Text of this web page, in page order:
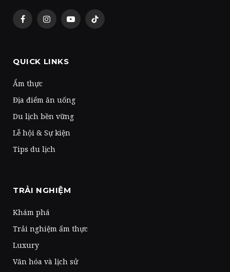
FacebookInstagramYouTubeTikTok
QUICK LINKS
Ẩm thực
Địa điểm ăn uống
Du lịch bền vững
Lễ hội & Sự kiện
Tips du lịch
TRẢI NGHIỆM
Khám phá
Trải nghiệm ẩm thực
Luxury
Văn hóa và lịch sử